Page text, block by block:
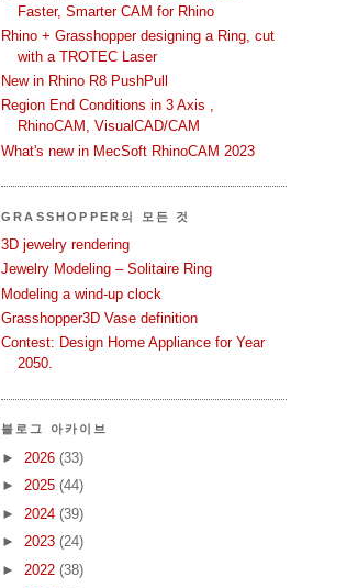
Faster, Smarter CAM for Rhino
Rhino + Grasshopper designing a Ring, cut
with a TROTEC Laser
New in Rhino R8 PushPull
Region End Conditions in 3 Axis ,
RhinoCAM, VisualCAD/CAM
What's new in MecSoft RhinoCAM 2023
GRASSHOPPER의 모든 것
3D jewelry rendering
Jewelry Modeling – Solitaire Ring
Modeling a wind-up clock
Grasshopper3D Vase definition
Contest: Design Home Appliance for Year
2050.
블로그 아카이브
► 2026 (33)
► 2025 (44)
► 2024 (39)
► 2023 (24)
► 2022 (38)